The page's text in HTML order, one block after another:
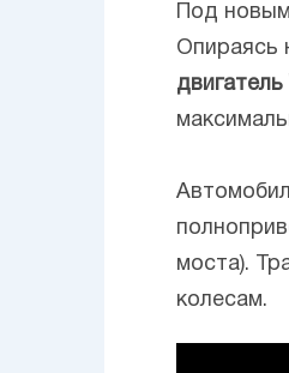
Под
Опираясь
двигатель
моста).
колесам.